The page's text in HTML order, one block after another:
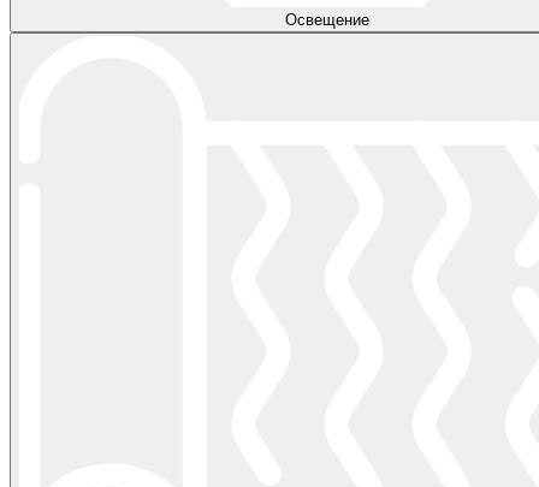
Освещение